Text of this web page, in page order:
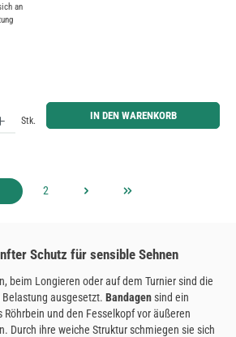
an
Wert ein oder benutze die Schaltflächen um die Anzahl zu
Stk. IN DEN WARENKORB
Seite
2
Schutz für sensible Sehnen
beim Longieren oder auf dem Turnier sind die
ausgesetzt. Bandagensind ein
und den Fesselkopf vor äußeren
Durch ihre weiche Struktur schmiegen sie sich